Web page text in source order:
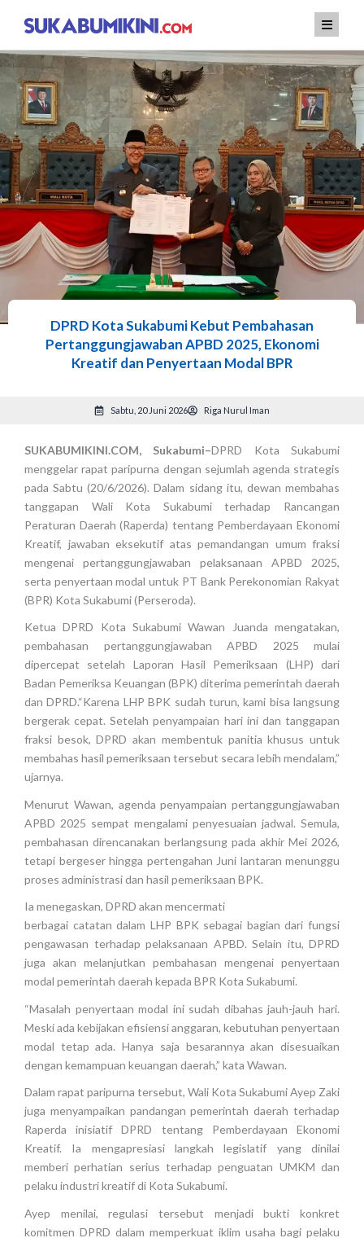
konten
DPRD Kota Sukabumi Kebut Pembahasan
Pertanggungjawaban APBD 2025, Ekonomi
Kreatif dan Penyertaan Modal BPR
Sabtu, 20 Juni 2026 Riga Nurul Iman
SUKABUMIKINI.COM, Sukabumi–DPRD Kota Sukabumi
menggelar rapat paripurna dengan sejumlah agenda strategis
pada Sabtu (20/6/2026). Dalam sidang itu, dewan membahas
tanggapan Wali Kota Sukabumi terhadap Rancangan
Peraturan Daerah (Raperda) tentang Pemberdayaan Ekonomi
Kreatif, jawaban eksekutif atas pemandangan umum fraksi
mengenai pertanggungjawaban pelaksanaan APBD 2025,
serta penyertaan modal untuk PT Bank Perekonomian Rakyat
(BPR) Kota Sukabumi (Perseroda).
Ketua DPRD Kota Sukabumi Wawan Juanda mengatakan,
pembahasan pertanggungjawaban APBD 2025 mulai
dipercepat setelah Laporan Hasil Pemeriksaan (LHP) dari
Badan Pemeriksa Keuangan (BPK) diterima pemerintah daerah
dan DPRD.“Karena LHP BPK sudah turun, kami bisa langsung
bergerak cepat. Setelah penyampaian hari ini dan tanggapan
fraksi besok, DPRD akan membentuk panitia khusus untuk
membahas hasil pemeriksaan tersebut secara lebih mendalam,”
ujarnya.
Menurut Wawan, agenda penyampaian pertanggungjawaban
APBD 2025 sempat mengalami penyesuaian jadwal. Semula,
pembahasan direncanakan berlangsung pada akhir Mei 2026,
tetapi bergeser hingga pertengahan Juni lantaran menunggu
proses administrasi dan hasil pemeriksaan BPK.
Ia menegaskan, DPRD akan mencermati
berbagai catatan dalam LHP BPK sebagai bagian dari fungsi
pengawasan terhadap pelaksanaan APBD. Selain itu, DPRD
juga akan melanjutkan pembahasan mengenai penyertaan
modal pemerintah daerah kepada BPR Kota Sukabumi.
“Masalah penyertaan modal ini sudah dibahas jauh-jauh hari.
Meski ada kebijakan efisiensi anggaran, kebutuhan penyertaan
modal tetap ada. Hanya saja besarannya akan disesuaikan
dengan kemampuan keuangan daerah,” kata Wawan.
Dalam rapat paripurna tersebut, Wali Kota Sukabumi Ayep Zaki
juga menyampaikan pandangan pemerintah daerah terhadap
Raperda inisiatif DPRD tentang Pemberdayaan Ekonomi
Kreatif. Ia mengapresiasi langkah legislatif yang dinilai
memberi perhatian serius terhadap penguatan UMKM dan
pelaku industri kreatif di Kota Sukabumi.
Ayep menilai, regulasi tersebut menjadi bukti konkret
komitmen DPRD dalam memperkuat iklim usaha bagi pelaku